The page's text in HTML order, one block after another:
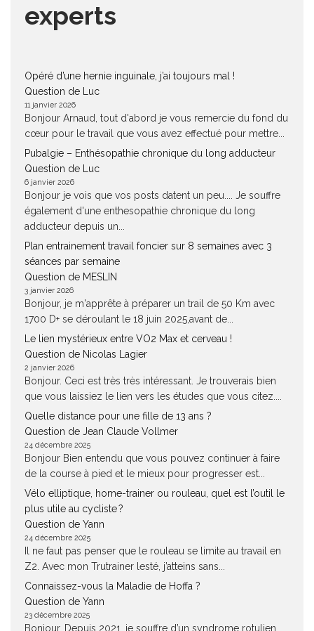
experts
Opéré d’une hernie inguinale, j’ai toujours mal !
Question de Luc
11 janvier 2026
Bonjour Arnaud, tout d'abord je vous remercie du fond du
cœur pour le travail que vous avez effectué pour mettre...
Pubalgie – Enthésopathie chronique du long adducteur
Question de Luc
6 janvier 2026
Bonjour je vois que vos posts datent un peu.... Je souffre
également d'une enthesopathie chronique du long
adducteur depuis un...
Plan entrainement travail foncier sur 8 semaines avec 3
séances par semaine
Question de MESLIN
3 janvier 2026
Bonjour, je m'apprête à préparer un trail de 50 Km avec
1700 D+ se déroulant le 18 juin 2025,avant de...
Le lien mystérieux entre VO2 Max et cerveau !
Question de Nicolas Lagier
2 janvier 2026
Bonjour. Ceci est très très intéressant. Je trouverais bien
que vous laissiez le lien vers les études que vous citez....
Quelle distance pour une fille de 13 ans ?
Question de Jean Claude Vollmer
24 décembre 2025
Bonjour Bien entendu que vous pouvez continuer à faire
de la course à pied et le mieux pour progresser est...
Vélo elliptique, home-trainer ou rouleau, quel est l’outil le
plus utile au cycliste ?
Question de Yann
24 décembre 2025
Il ne faut pas penser que le rouleau se limite au travail en
Z2. Avec mon Trutrainer lesté, j’atteins sans...
Connaissez-vous la Maladie de Hoffa ?
Question de Yann
23 décembre 2025
Bonjour, Depuis 2021, je souffre d’un syndrome rotulien